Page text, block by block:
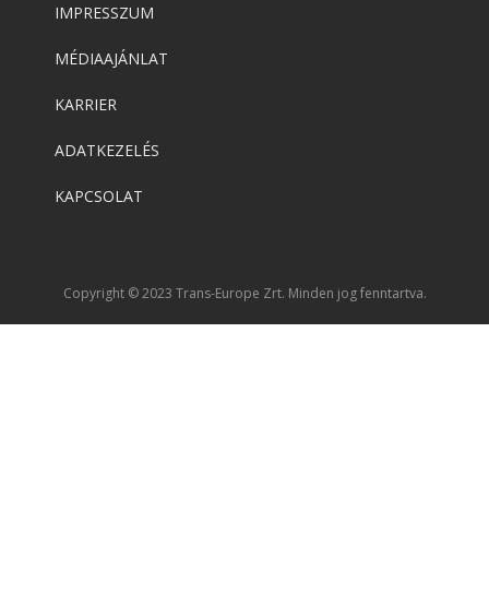
IMPRESSZUM
MÉDIAAJÁNLAT
KARRIER
ADATKEZELÉS
KAPCSOLAT
Copyright © 2023 Trans-Europe Zrt. Minden jog fenntartva.